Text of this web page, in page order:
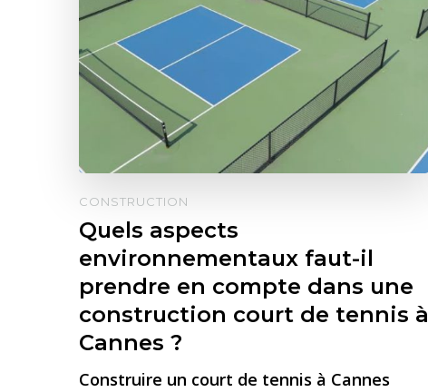
CONSTRUCTION
Quels aspects
environnementaux faut-il
prendre en compte dans une
construction court de tennis à
Cannes ?
Construire un court de tennis à Cannes